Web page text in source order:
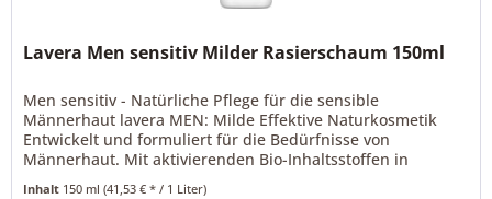
Lavera Men sensitiv Milder Rasierschaum 150ml
Men sensitiv - Natürliche Pflege für die sensible
Männerhaut lavera MEN: Milde Effektive Naturkosmetik
Entwickelt und formuliert für die Bedürfnisse von
Männerhaut. Mit aktivierenden Bio-Inhaltsstoffen in
erfrischend leichten Texturen....
Inhalt 150 ml(41,53 € * / 1 Liter)